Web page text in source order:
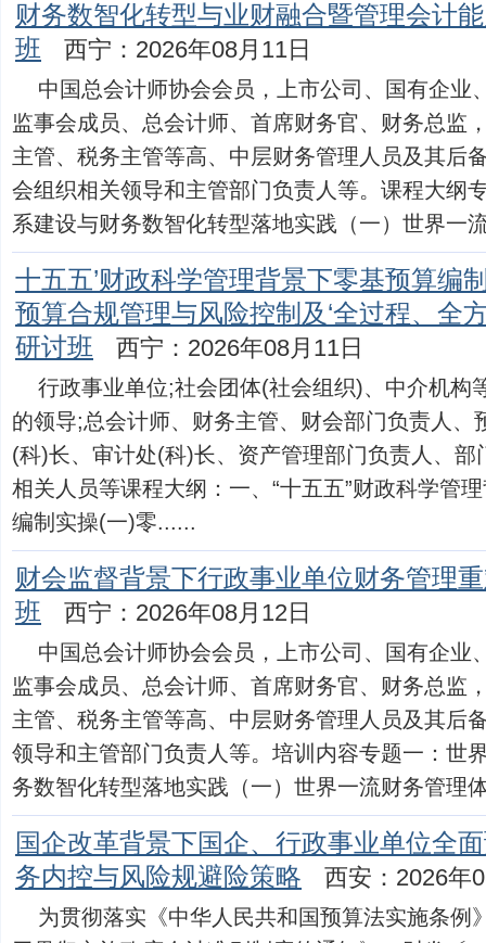
财务数智化转型与业财融合暨管理会计
班
西宁：2026年08月11日
中国总会计师协会会员，上市公司、国有企业
监事会成员、总会计师、首席财务官、财务总监
主管、税务主管等高、中层财务管理人员及其后
会组织相关领导和主管部门负责人等。课程大纲
系建设与财务数智化转型落地实践（一）世界一
十五五’财政科学管理背景下零基预算编
预算合规管理与风险控制及‘全过程、全
研讨班
西宁：2026年08月11日
行政事业单位;社会团体(社会组织)、中介机构
的领导;总会计师、财务主管、财会部门负责人、
(科)长、审计处(科)长、资产管理部门负责人、
相关人员等课程大纲：一、“十五五”财政科学管
编制实操(一)零......
财会监督背景下行政事业单位财务管理
班
西宁：2026年08月12日
中国总会计师协会会员，上市公司、国有企业
监事会成员、总会计师、首席财务官、财务总监
主管、税务主管等高、中层财务管理人员及其后
领导和主管部门负责人等。培训内容专题一：世
务数智化转型落地实践（一）世界一流财务管理
国企改革背景下国企、行政事业单位全
务内控与风险规避险策略
西安：2026年
为贯彻落实《中华人民共和国预算法实施条例